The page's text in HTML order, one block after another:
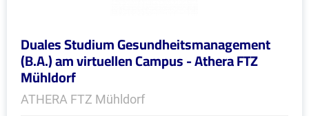
Duales Studium Gesundheitsmanagement
(B.A.) am virtuellen Campus - Athera FTZ
Mühldorf
ATHERA FTZ Mühldorf